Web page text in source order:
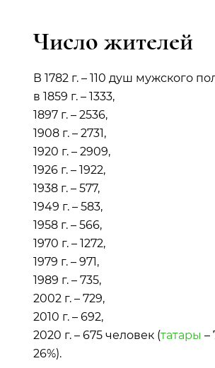
Число жителей
В 1782 г. – 110 душ мужского
в 1859 г. – 1333,
1897 г. – 2536,
1908 г. – 2731,
1920 г. – 2909,
1926 г. – 1922,
1938 г. – 577,
1949 г. – 583,
1958 г. – 566,
1970 г. – 1272,
1979 г. – 971,
1989 г. – 735,
2002 г. – 729,
2010 г. – 692,
2020 г. – 675 человек (татары –
26%).